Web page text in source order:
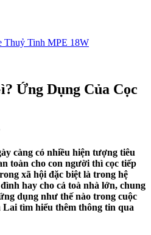
Thuỷ Tinh MPE 18W
Ứng Dụng Của Cọc
càng có nhiều hiện tượng tiêu
toàn cho con người thì cọc tiếp
xã hội đặc biệt là trong hệ
hay cho cả toà nhà lớn, chung
dụng như thế nào trong cuộc
Lai tìm hiểu thêm thông tin qua